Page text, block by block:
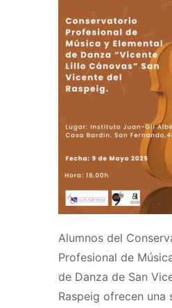
Alumnos del
Profesional de
de Danza de San
Raspeig ofrecen una